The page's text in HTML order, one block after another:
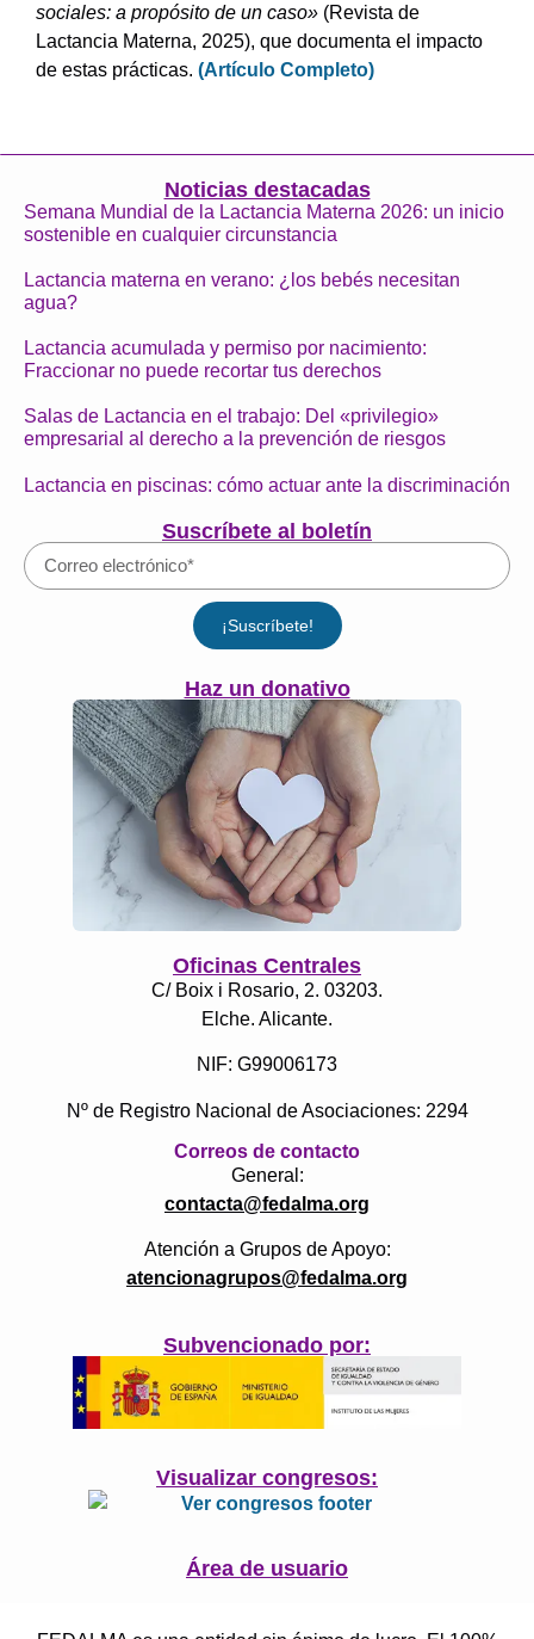
sociales: a propósito de un caso» (Revista de
Lactancia Materna, 2025), que documenta el impacto
de estas prácticas. (Artículo Completo)
Noticias destacadas
Semana Mundial de la Lactancia Materna 2026: un inicio
sostenible en cualquier circunstancia
Lactancia materna en verano: ¿los bebés necesitan
agua?
Lactancia acumulada y permiso por nacimiento:
Fraccionar no puede recortar tus derechos
Salas de Lactancia en el trabajo: Del «privilegio»
empresarial al derecho a la prevención de riesgos
Lactancia en piscinas: cómo actuar ante la discriminación
Suscríbete al boletín
¡Suscríbete!
Haz un donativo
Oficinas Centrales
C/ Boix i Rosario, 2. 03203.
Elche. Alicante.
NIF: G99006173
Nº de Registro Nacional de Asociaciones: 2294
Correos de contacto
General:
contacta@fedalma.org
Atención a Grupos de Apoyo:
atencionagrupos@fedalma.org
Subvencionado por:
Visualizar congresos:
Área de usuario